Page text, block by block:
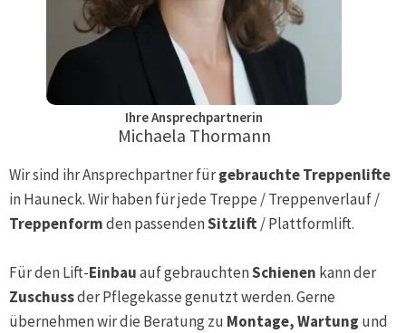
Ihre Ansprechpartnerin
Michaela Thormann
Wir sind ihr Ansprechpartner fürgebrauchte Treppenlifte
inHauneck. Wir haben für jede Treppe / Treppenverlauf /
Treppenformden passendenSitzlift/ Plattformlift.
Für den Lift-Einbauauf gebrauchtenSchienen kann der
Zuschussder Pflegekasse genutzt werden. Gerne
übernehmen wir die Beratung zu Montage, Wartung und